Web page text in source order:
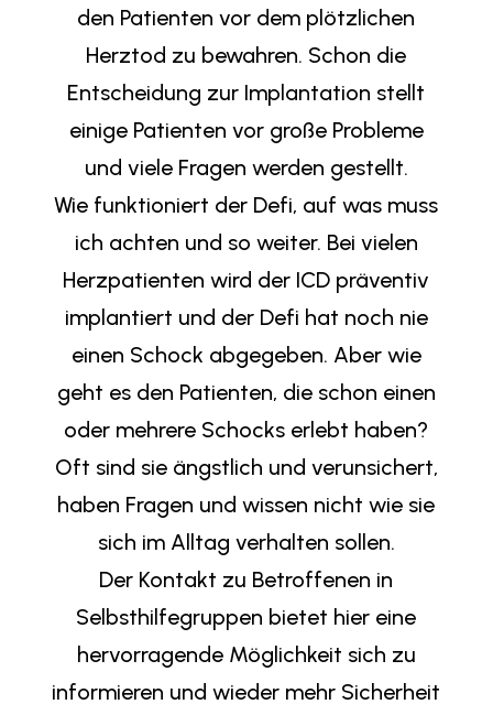
den Patienten vor dem plötzlichen
Herztod zu bewahren. Schon die
Entscheidung zur Implantation stellt
einige Patienten vor große Probleme
und viele Fragen werden gestellt.
Wie funktioniert der Defi, auf was muss
ich achten und so weiter. Bei vielen
Herzpatienten wird der ICD präventiv
implantiert und der Defi hat noch nie
einen Schock abgegeben. Aber wie
geht es den Patienten, die schon einen
oder mehrere Schocks erlebt haben?
Oft sind sie ängstlich und verunsichert,
haben Fragen und wissen nicht wie sie
sich im Alltag verhalten sollen.
Der Kontakt zu Betroffenen in
Selbsthilfegruppen bietet hier eine
hervorragende Möglichkeit sich zu
informieren und wieder mehr Sicherheit